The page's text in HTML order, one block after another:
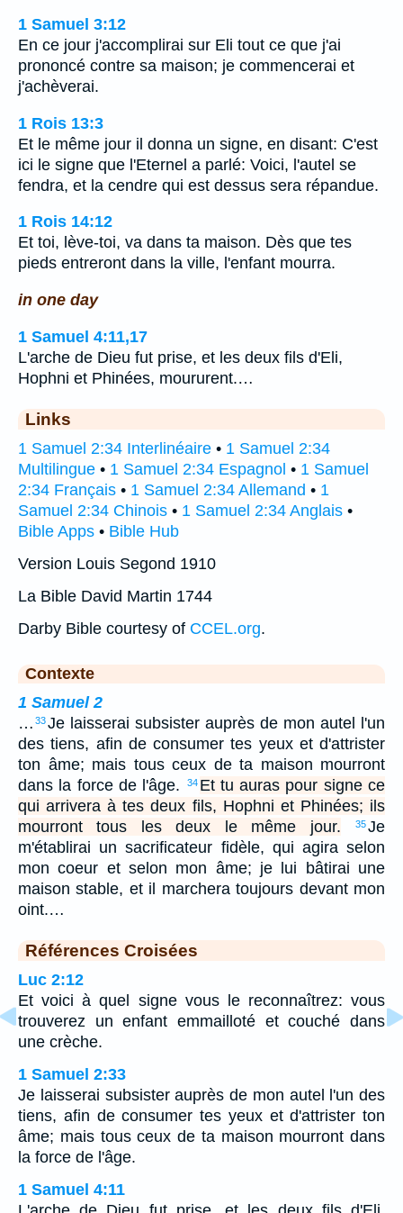
1 Samuel 3:12
En ce jour j'accomplirai sur Eli tout ce que j'ai
prononcé contre sa maison; je commencerai et
j'achèverai.
1 Rois 13:3
Et le même jour il donna un signe, en disant: C'est
ici le signe que l'Eternel a parlé: Voici, l'autel se
fendra, et la cendre qui est dessus sera répandue.
1 Rois 14:12
Et toi, lève-toi, va dans ta maison. Dès que tes
pieds entreront dans la ville, l'enfant mourra.
in one day
1 Samuel 4:11,17
L'arche de Dieu fut prise, et les deux fils d'Eli,
Hophni et Phinées, moururent.…
Links
1 Samuel 2:34 Interlinéaire • 1 Samuel 2:34
Multilingue • 1 Samuel 2:34 Espagnol • 1 Samuel
2:34 Français • 1 Samuel 2:34 Allemand • 1
Samuel 2:34 Chinois • 1 Samuel 2:34 Anglais •
Bible Apps • Bible Hub
Version Louis Segond 1910
La Bible David Martin 1744
Darby Bible courtesy of CCEL.org.
Contexte
1 Samuel 2
… 33Je laisserai subsister auprès de mon autel l'un
des tiens, afin de consumer tes yeux et d'attrister
ton âme; mais tous ceux de ta maison mourront
dans la force de l'âge.
34 Et tu auras pour signe ce
qui arrivera à tes deux fils, Hophni et Phinées; ils
mourront tous les deux le même jour.
35Je
m'établirai un sacrificateur fidèle, qui agira selon
mon coeur et selon mon âme; je lui bâtirai une
maison stable, et il marchera toujours devant mon
oint.…
Références Croisées
Luc 2:12
Et voici à quel signe vous le reconnaîtrez: vous
trouverez un enfant emmailloté et couché dans
une crèche.
1 Samuel 2:33
Je laisserai subsister auprès de mon autel l'un des
tiens, afin de consumer tes yeux et d'attrister ton
âme; mais tous ceux de ta maison mourront dans
la force de l'âge.
1 Samuel 4:11